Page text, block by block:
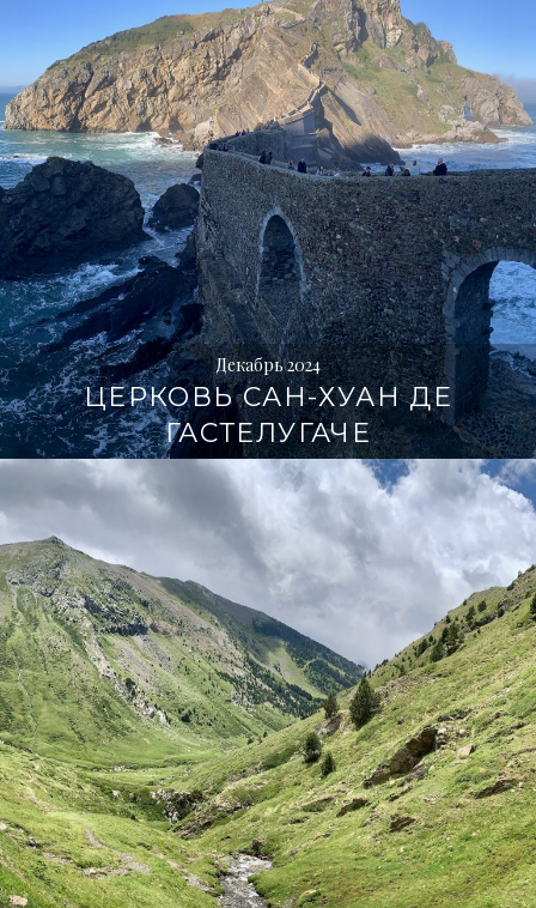
Декабрь 2024
ЦЕРКОВЬ САН-ХУАН ДЕ
ГАСТЕЛУГАЧЕ